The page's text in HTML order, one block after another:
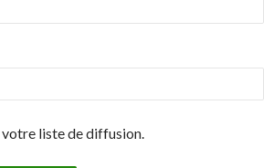
liste de diffusion.